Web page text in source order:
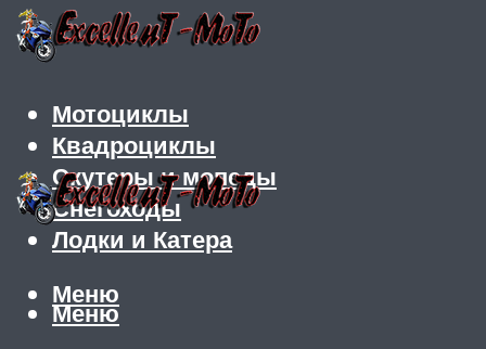
Мотоциклы
Квадроциклы
Скутеры и мопеды
Снегоходы
Лодки и Катера
Меню
Меню